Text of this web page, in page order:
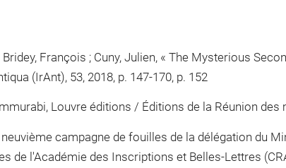
François ; Cuny, Julien, « The Mysterious
(IrAnt), 53, 2018, p. 147-170, p. 152
Louvre éditions / Éditions de la Réunion des
campagne de fouilles de la délégation du
de l'Académie des Inscriptions et Belles-Lettres